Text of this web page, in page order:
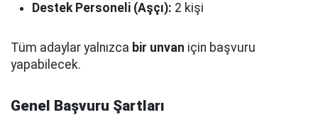
Destek Personeli (Aşçı): 2 kişi
Tüm adaylar yalnızca bir unvan için başvuru
yapabilecek.
Genel Başvuru Şartları